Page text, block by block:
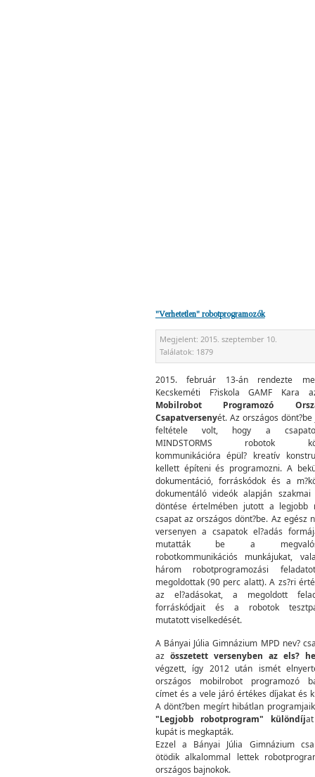
"Verhetetlen" robotprogramozók
Megjelent: 2015. szeptember 10.
Találatok: 1879
2015. február 13-án rendezte
Kecskeméti F?iskola GAMF Kara
Mobilrobot Programozó
Csapatversenyét. Az országos dönt?be
feltétele volt, hogy a
MINDSTORMS robotok
kommunikációra épül? kreatív
kellett építeni és programozni. A
dokumentáció, forráskódok és a
dokumentáló videók alapján szakmai
döntése értelmében jutott a legjobb
csapat az országos dönt?be. Az egész
versenyen a csapatok el?adás
mutatták be a
robotkommunikációs munkájukat,
három robotprogramozási
megoldottak (90 perc alatt). A zs?ri
az el?adásokat, a megoldott
forráskódjait és a robotok
mutatott viselkedését.
A Bányai Júlia Gimnázium MPD nev?
az összetett versenyben az els?
végzett, így 2012 után ismét
országos mobilrobot programozó
címet és a vele járó értékes díjakat és
A dönt?ben megírt hibátlan
"Legjobb robotprogram" különdíj
kupát is megkapták.
Ezzel a Bányai Júlia Gimnázium
ötödik alkalommal lettek
országos bajnokok.